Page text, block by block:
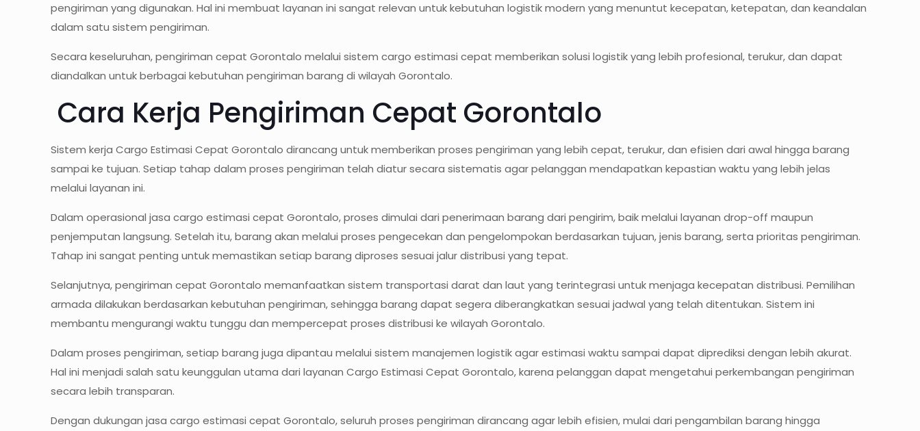
pengiriman yang digunakan. Hal ini membuat layanan ini sangat relevan untuk kebutuhan logistik modern yang menuntut kecepatan, ketepatan, dan keandalan
dalam satu sistem pengiriman.
Secara keseluruhan, pengiriman cepat Gorontalo melalui sistem cargo estimasi cepat memberikan solusi logistik yang lebih profesional, terukur, dan dapat
diandalkan untuk berbagai kebutuhan pengiriman barang di wilayah Gorontalo.
Cara Kerja Pengiriman Cepat Gorontalo
Sistem kerja Cargo Estimasi Cepat Gorontalo dirancang untuk memberikan proses pengiriman yang lebih cepat, terukur, dan efisien dari awal hingga barang
sampai ke tujuan. Setiap tahap dalam proses pengiriman telah diatur secara sistematis agar pelanggan mendapatkan kepastian waktu yang lebih jelas
melalui layanan ini.
Dalam operasional jasa cargo estimasi cepat Gorontalo, proses dimulai dari penerimaan barang dari pengirim, baik melalui layanan drop-off maupun
penjemputan langsung. Setelah itu, barang akan melalui proses pengecekan dan pengelompokan berdasarkan tujuan, jenis barang, serta prioritas pengiriman.
Tahap ini sangat penting untuk memastikan setiap barang diproses sesuai jalur distribusi yang tepat.
Selanjutnya, pengiriman cepat Gorontalo memanfaatkan sistem transportasi darat dan laut yang terintegrasi untuk menjaga kecepatan distribusi. Pemilihan
armada dilakukan berdasarkan kebutuhan pengiriman, sehingga barang dapat segera diberangkatkan sesuai jadwal yang telah ditentukan. Sistem ini
membantu mengurangi waktu tunggu dan mempercepat proses distribusi ke wilayah Gorontalo.
Dalam proses pengiriman, setiap barang juga dipantau melalui sistem manajemen logistik agar estimasi waktu sampai dapat diprediksi dengan lebih akurat.
Hal ini menjadi salah satu keunggulan utama dari layanan Cargo Estimasi Cepat Gorontalo, karena pelanggan dapat mengetahui perkembangan pengiriman
secara lebih transparan.
Dengan dukungan jasa cargo estimasi cepat Gorontalo, seluruh proses pengiriman dirancang agar lebih efisien, mulai dari pengambilan barang hingga